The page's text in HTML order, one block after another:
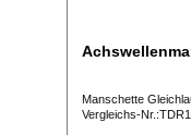
Manschette
Vergleichs-